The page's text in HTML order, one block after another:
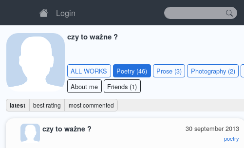
Login
czy to ważne ?
ALL WORKS Poetry (46) Prose (3) Photography (2)
About me
Friends (1)
latest best rating most commented
30 september 2013
poetry
czy to ważne ?